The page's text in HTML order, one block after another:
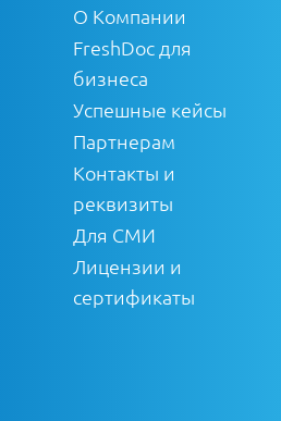
О Компании
FreshDoc для
бизнеса
Успешные кейсы
Партнерам
Контакты и
реквизиты
Для СМИ
Лицензии и
сертификаты